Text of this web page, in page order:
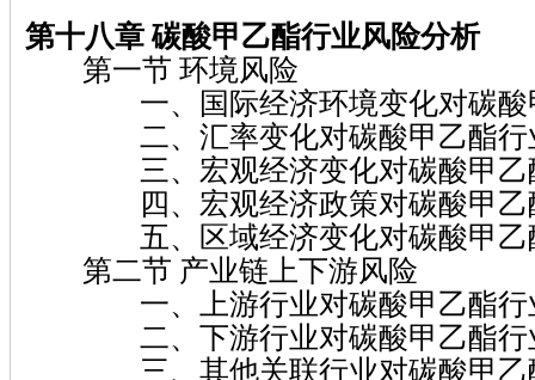
第十八章 碳酸甲乙酯行业风险分析
第一节 环境风险
一、国际经济环境变化对碳酸
二、汇率变化对碳酸甲乙酯行
三、宏观经济变化对碳酸甲乙
四、宏观经济政策对碳酸甲乙
五、区域经济变化对碳酸甲乙
第二节 产业链上下游风险
一、上游行业对碳酸甲乙酯行
二、下游行业对碳酸甲乙酯行
三、其他关联行业对碳酸甲乙